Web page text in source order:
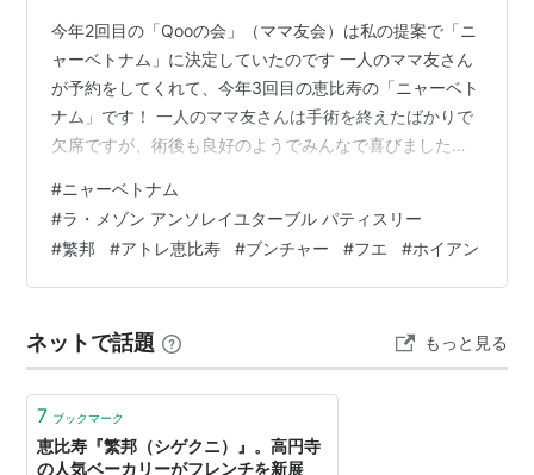
今年2回目の「Qooの会」（ママ友会）は私の提案で「ニ
ャーベトナム」に決定していたのです 一人のママ友さん
が予約をしてくれて、今年3回目の恵比寿の「ニャーベト
ナム」です！ 一人のママ友さんは手術を終えたばかりで
欠席ですが、術後も良好のようでみんなで喜びました
m(__)m 待ち合わせの直前に、山手線が止まってしまい、
ドキドキしましたがみなさんが集まってくるタイミング
で動き出しラッキーでした。 ニャーベトナムに予定通り
到着できて、初めて見る「ランチメニュー」にワクワク
ました。 ↑ 何度訪れて…
#ニャーベトナム
#ラ・メゾン アンソレイユターブル パティスリー
#繁邦 #アトレ恵比寿 #ブンチャー #フエ #ホイアン
ネットで話題 もっと見る
7 ブックマーク
恵比寿『繁邦（シゲクニ）』。高円寺
の人気ベーカリーがフレンチを新展